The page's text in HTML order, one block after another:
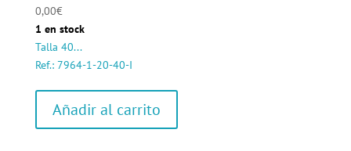
0,00€
1 en stock
Talla 40...
Ref.: 7964-1-20-40-I
Añadir al carrito